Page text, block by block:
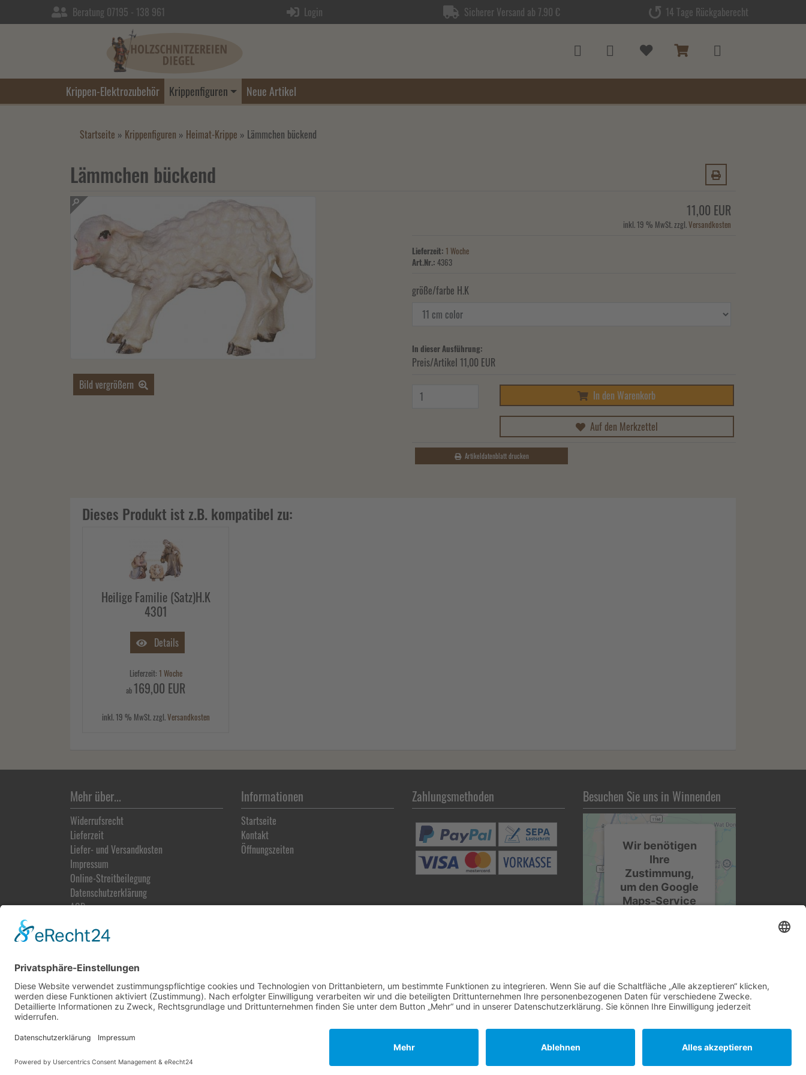
Beratung 07195 - 138 961 Login Sicherer Versand ab 7.90 € 14 Tage Rückgaberecht
Krippen-Elektrozubehör Krippenfiguren Neue Artikel
Startseite » Krippenfiguren » Heimat-Krippe » Lämmchen bückend
Lämmchen bückend
Bild vergrößern
11,00 EUR
inkl. 19 % MwSt. zzgl.Versandkosten
Lieferzeit: 1 Woche
Art.Nr.: 4363
größe/farbe H.K
In dieser Ausführung:
Preis/Artikel 11,00 EUR
In den Warenkorb
Auf den Merkzettel
Artikeldatenblatt drucken
Dieses Produkt ist z.B. kompatibel zu:
Heilige Familie (Satz)H.K
4301
Details
Lieferzeit: 1 Woche
ab169,00 EUR
inkl. 19 % MwSt. zzgl.Versandkosten
Mehr über...
Widerrufsrecht
Lieferzeit
Liefer- und Versandkosten
Impressum
Online-Streitbeilegung
Datenschutz­erklärung
AGB
Vertrag widerrufen
Informationen
Startseite
Kontakt
Öffnungszeiten
Zahlungsmethoden Besuchen Sie uns in Winnenden
Wir benötigen
Ihre
Zustimmung,
um den Google
Maps-Service
einzubetten. Dieser
Service kann Daten
zu Ihren Aktivitäten
und stimmen Sie der